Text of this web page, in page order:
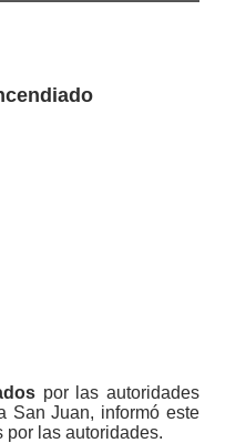
por las autoridades
San Juan, informó este
las autoridades.